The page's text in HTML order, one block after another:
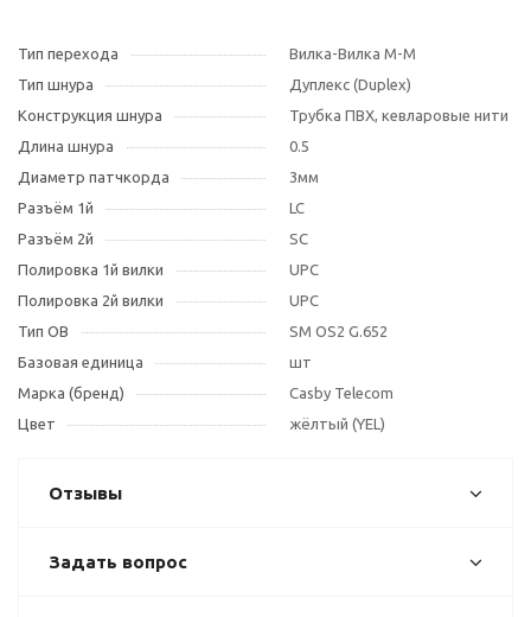
Тип перехода
Вилка-Вилка M-M
Тип шнура
Дуплекс (Duplex)
Конструкция шнура
Трубка ПВХ, кевларовые нити
Длина шнура
0.5
Диаметр патчкорда
3мм
Разъём 1й
LC
Разъём 2й
SC
Полировка 1й вилки
UPC
Полировка 2й вилки
UPC
Тип OB
SM OS2 G.652
Базовая единица
шт
Марка (бренд)
Casby Telecom
Цвет
жёлтый (YEL)
Отзывы
Задать вопрос